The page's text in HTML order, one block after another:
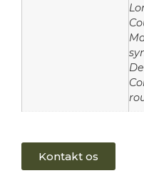
Kontakt os